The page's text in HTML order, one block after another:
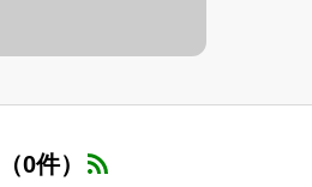
0件）